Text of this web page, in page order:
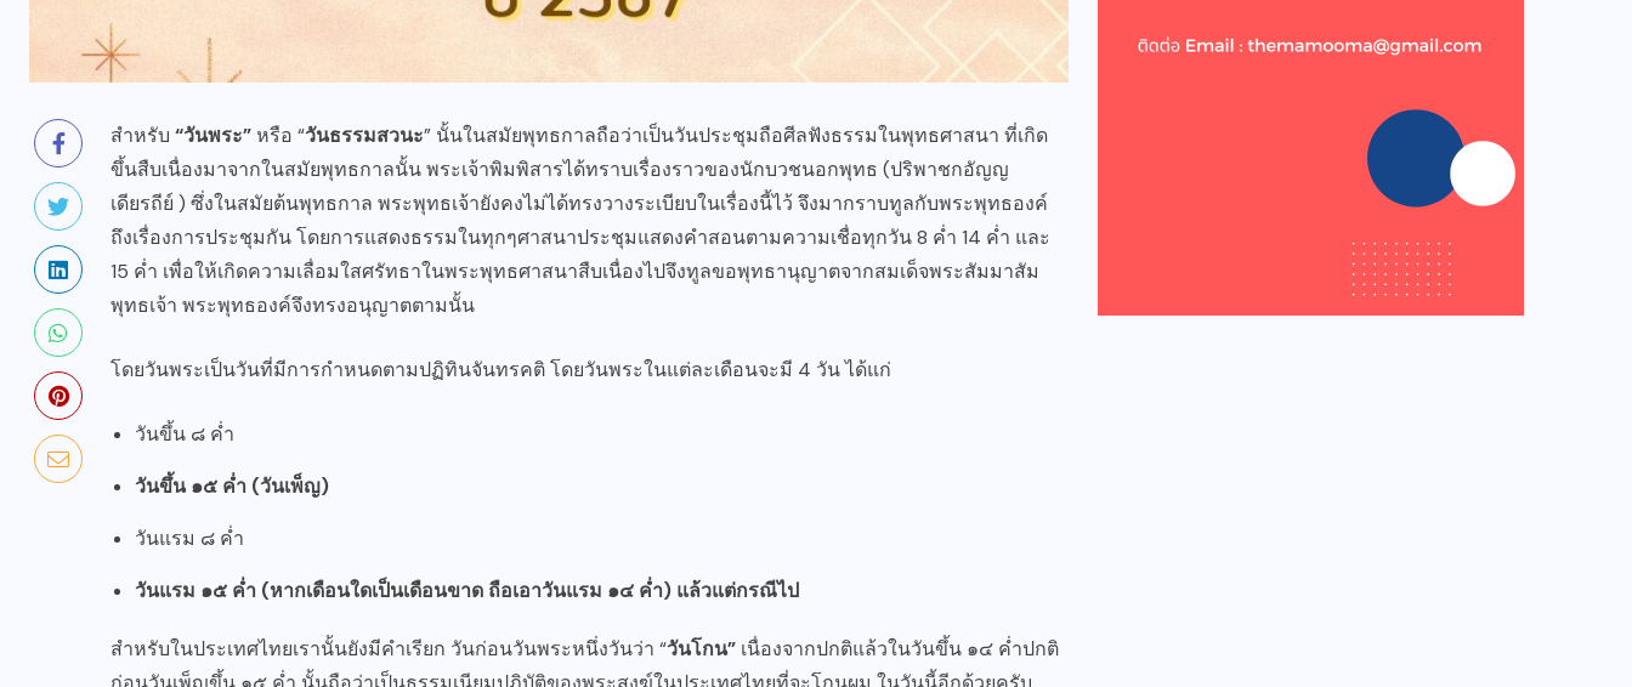
สำหรับ “วันพระ”หรือ “วันธรรมสวนะ” นั้นในสมัยพุทธกาลถือว่าเป็นวันประชุมถือศีลฟังธรรมในพุทธศาสนา ที่เกิด
ขึ้นสืบเนื่องมาจากในสมัยพุทธกาลนั้น พระเจ้าพิมพิสารได้ทราบเรื่องราวของนักบวชนอกพุทธ (ปริพาชกอัญญ
เดียรถีย์ ) ซึ่งในสมัยต้นพุทธกาล พระพุทธเจ้ายังคงไม่ได้ทรงวางระเบียบในเรื่องนี้ไว้ จึงมากราบทูลกับพระพุทธองค์
ถึงเรื่องการประชุมกัน โดยการแสดงธรรมในทุกๆศาสนาประชุมแสดงคำสอนตามความเชื่อทุกวัน 8 ค่ำ 14 ค่ำ และ
15 ค่ำ เพื่อให้เกิดความเลื่อมใสศรัทธาในพระพุทธศาสนาสืบเนื่องไปจึงทูลขอพุทธานุญาตจากสมเด็จพระสัมมาสัม
พุทธเจ้า พระพุทธองค์จึงทรงอนุญาตตามนั้น
โดยวันพระเป็นวันที่มีการกำหนดตามปฏิทินจันทรคติ โดยวันพระในแต่ละเดือนจะมี 4 วัน ได้แก่
วันขึ้น ๘ ค่ำ
วันขึ้น ๑๕ ค่ำ (วันเพ็ญ)
วันแรม ๘ ค่ำ
วันแรม ๑๕ ค่ำ (หากเดือนใดเป็นเดือนขาด ถือเอาวันแรม ๑๔ ค่ำ) แล้วแต่กรณีไป
สำหรับในประเทศไทยเรานั้นยังมีคำเรียก วันก่อนวันพระหนึ่งวันว่า “วันโกน” เนื่องจากปกติแล้วในวันขึ้น ๑๔ ค่ำปกติ